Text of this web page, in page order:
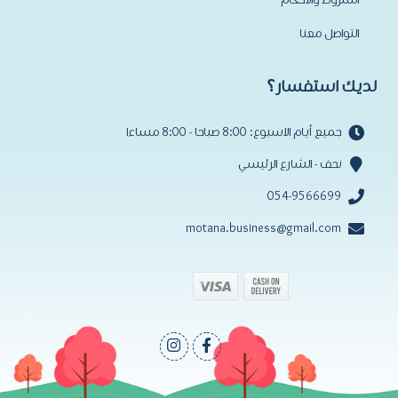
التواصل معنا
لديك استفسار؟
جميع أيام الاسبوع: 8:00 صباحا - 8:00 مساءا
نحف - الشارع الرئيسي
054-9566699
motana.business@gmail.com